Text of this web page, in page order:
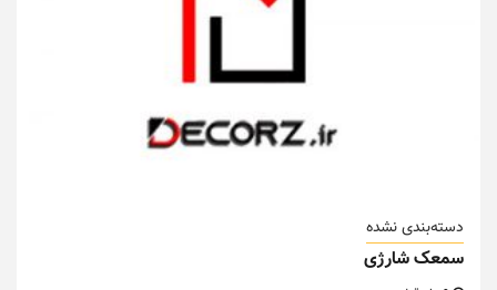
دسته‌بندی نشده
سمعک شارژی